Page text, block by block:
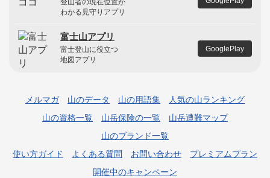
登山者の現在位置が
わかる見守りアプリ
富士山アプリ
富士登山に役立つ
地図アプリ
GooglePlay
メルマガ 山のデータ 山の用語集
人気の山ランキング
山の資格一覧
山岳保険の一覧
山岳遭難マップ
山のブランド一覧
使い方ガイド
よくある質問 お問い合わせ
プレミアムプラン
開催中のキャンペーン